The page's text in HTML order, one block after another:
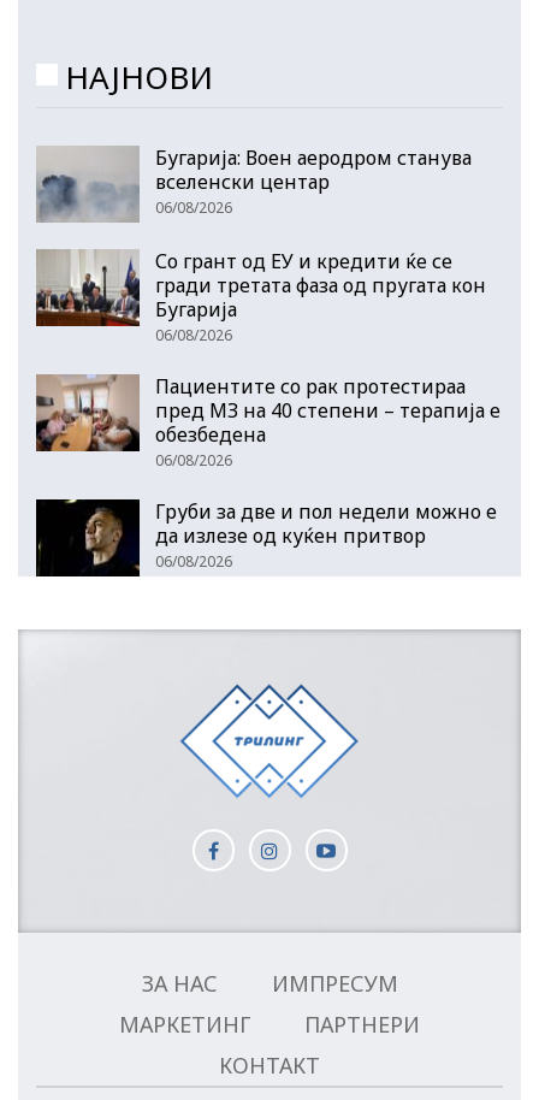
НАЈНОВИ
Бугарија: Воен аеродром станува
вселенски центар
06/08/2026
Со грант од ЕУ и кредити ќе се
гради третата фаза од пругата кон
Бугарија
06/08/2026
Пациентите со рак протестираа
пред МЗ на 40 степени – терапија е
обезбедена
06/08/2026
Груби за две и пол недели можно е
да излезе од куќен притвор
06/08/2026
ЗА НАС
ИМПРЕСУМ
МАРКЕТИНГ
ПАРТНЕРИ
КОНТАКТ